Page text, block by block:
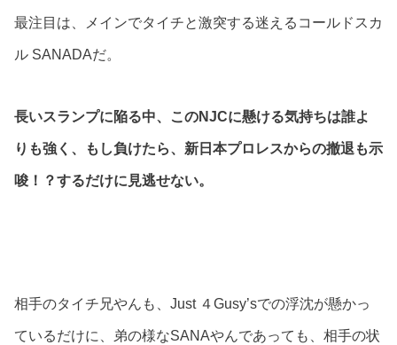
最注目は、メインでタイチと激突する迷えるコールドスカ
ル SANADAだ。
長いスランプに陥る中、このNJCに懸ける気持ちは誰よ
りも強く、もし負けたら、新日本プロレスからの撤退も示
唆！？するだけに見逃せない。
相手のタイチ兄やんも、Just ４Gusy’sでの浮沈が懸かっ
ているだけに、弟の様なSANAやんであっても、相手の状